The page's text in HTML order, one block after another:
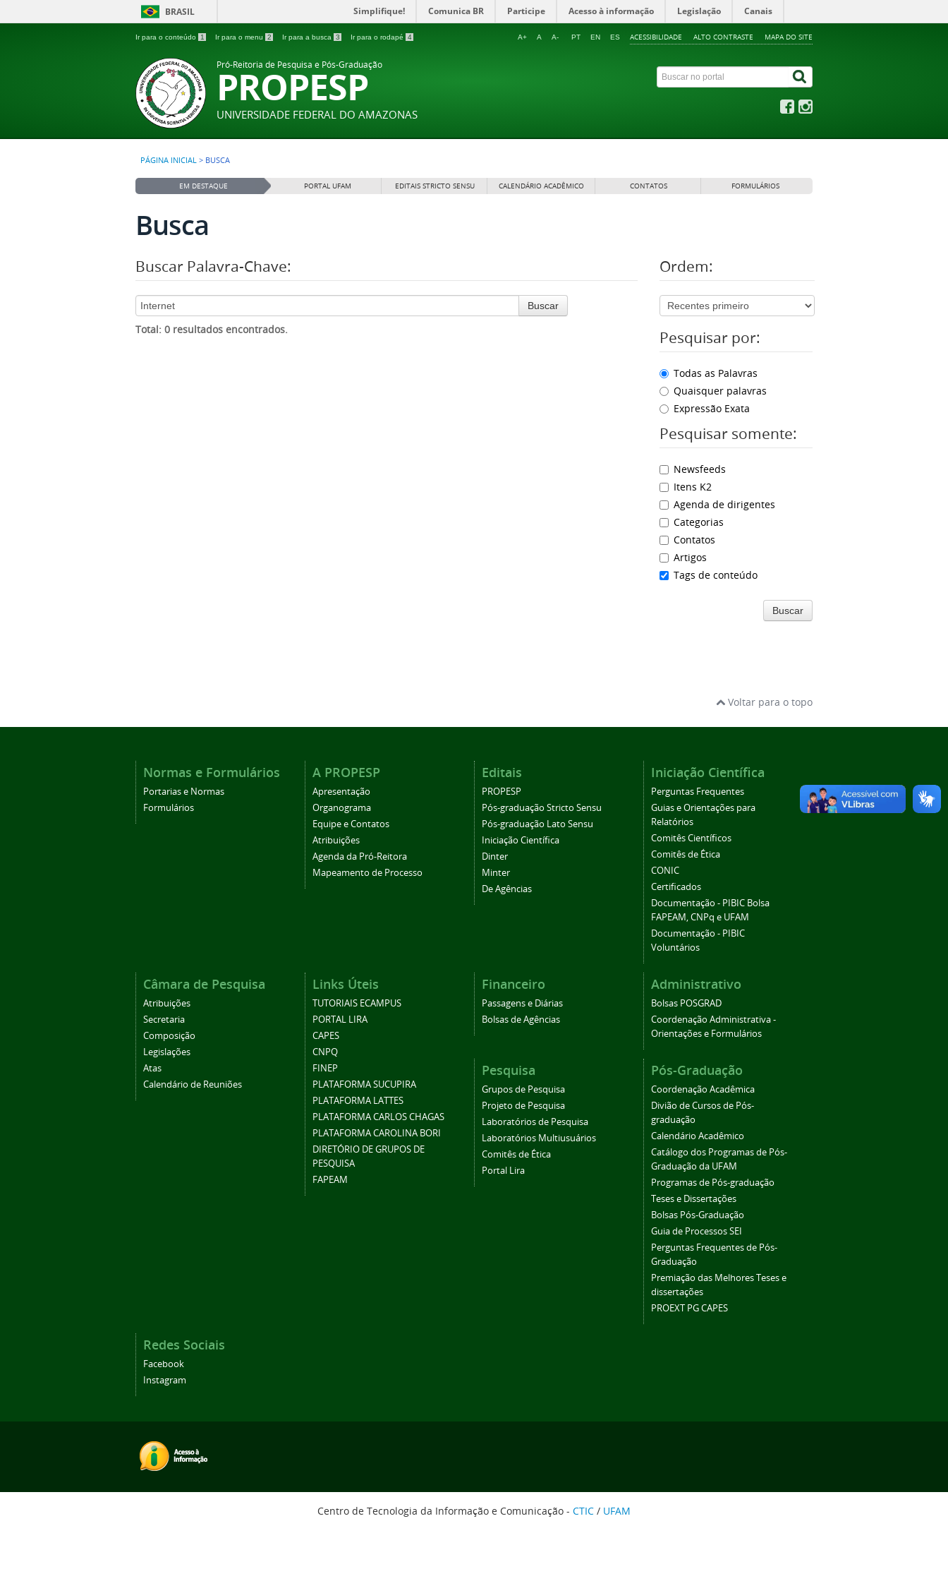
BRASIL Simplifique! Comunica BR Participe Acesso à informação Legislação Canais
Ir para o conteúdo 1 Ir para o menu 2 Ir para a busca 3 Ir para o rodapé 4 ACESSIBILIDADE ALTO CONTRASTE MAPA DO SITE
A+ A A- PT EN ES
Pró-Reitoria de Pesquisa e Pós-Graduação
PROPESP
UNIVERSIDADE FEDERAL DO AMAZONAS
PÁGINA INICIAL > BUSCA
EM DESTAQUE PORTAL UFAM EDITAIS STRICTO SENSU CALENDÁRIO ACADÊMICO CONTATOS FORMULÁRIOS
Busca
Buscar Palavra-Chave:
Buscar
Total: 0 resultados encontrados.
Ordem:
Pesquisar por:
Todas as Palavras
Quaisquer palavras
Expressão Exata
Pesquisar somente:
Newsfeeds
Itens K2
Agenda de dirigentes
Categorias
Contatos
Artigos
Tags de conteúdo
Buscar
Voltar para o topo
Normas e Formulários
Portarias e Normas
Formulários
A PROPESP
Apresentação
Organograma
Equipe e Contatos
Atribuições
Agenda da Pró-Reitora
Mapeamento de Processo
Editais
PROPESP
Pós-graduação Stricto Sensu
Pós-graduação Lato Sensu
Iniciação Científica
Dinter
Minter
De Agências
Iniciação Científica
Perguntas Frequentes
Guias e Orientações para
Relatórios
Comitês Científicos
Comitês de Ética
CONIC
Certificados
Documentação - PIBIC Bolsa
FAPEAM, CNPq e UFAM
Documentação - PIBIC
Voluntários
Câmara de Pesquisa
Atribuições
Secretaria
Composição
Legislações
Atas
Calendário de Reuniões
Links Úteis
TUTORIAIS ECAMPUS
PORTAL LIRA
CAPES
CNPQ
FINEP
PLATAFORMA SUCUPIRA
PLATAFORMA LATTES
PLATAFORMA CARLOS CHAGAS
PLATAFORMA CAROLINA BORI
DIRETÓRIO DE GRUPOS DE
PESQUISA
FAPEAM
Financeiro
Passagens e Diárias
Bolsas de Agências
Administrativo
Bolsas POSGRAD
Coordenação Administrativa -
Orientações e Formulários
Pesquisa
Grupos de Pesquisa
Projeto de Pesquisa
Laboratórios de Pesquisa
Laboratórios Multiusuários
Comitês de Ética
Portal Lira
Pós-Graduação
Coordenação Acadêmica
Divião de Cursos de Pós-
graduação
Calendário Acadêmico
Catálogo dos Programas de Pós-
Graduação da UFAM
Programas de Pós-graduação
Teses e Dissertações
Bolsas Pós-Graduação
Guia de Processos SEI
Perguntas Frequentes de Pós-
Graduação
Premiação das Melhores Teses e
dissertações
PROEXT PG CAPES
Redes Sociais
Facebook
Instagram
Centro de Tecnologia da Informação e Comunicação - CTIC / UFAM